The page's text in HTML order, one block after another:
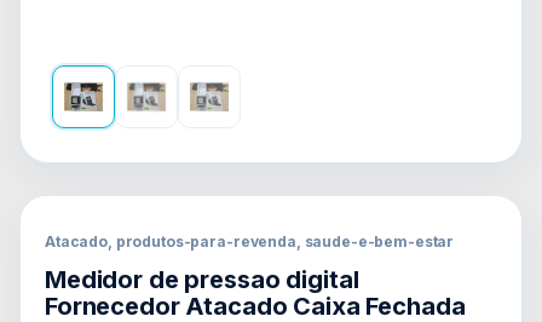
Atacado, produtos-para-revenda, saude-e-bem-estar
Medidor de pressao digital
Fornecedor Atacado Caixa Fechada